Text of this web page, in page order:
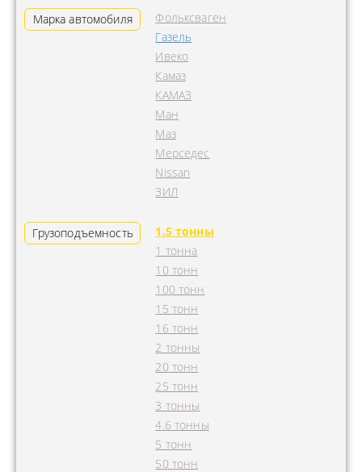
Марка автомобиля
Фольксваген
Газель
Ивеко
Камаз
КАМАЗ
Ман
Маз
Мерседес
Nissan
ЗИЛ
Грузоподъемность
1.5 тонны
1 тонна
10 тонн
100 тонн
15 тонн
16 тонн
2 тонны
20 тонн
25 тонн
3 тонны
4.6 тонны
5 тонн
50 тонн